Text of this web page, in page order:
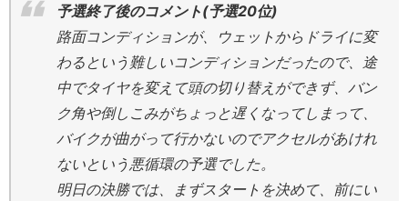
予選終了後のコメント(予選20位)
路面コンディションが、ウェットからドライに変
わるという難しいコンディションだったので、途
中でタイヤを変えて頭の切り替えができず、バン
ク角や倒しこみがちょっと遅くなってしまって、
バイクが曲がって行かないのでアクセルがあけれ
ないという悪循環の予選でした。
明日の決勝では、まずスタートを決めて、前にい